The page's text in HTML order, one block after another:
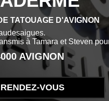
TATOUAGE D'AVIGNON
à Tamara et Steven
AVIGNON
VOUS